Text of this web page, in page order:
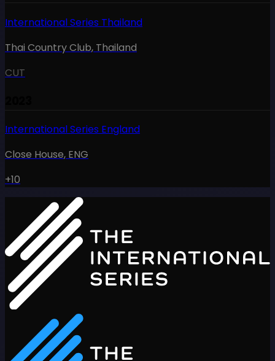
International Series Thailand
Thai Country Club, Thailand
CUT
International Series England
Close House, ENG
+10